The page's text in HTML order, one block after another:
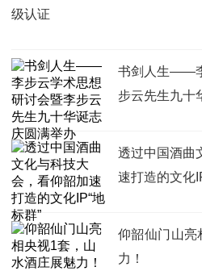
级认证
书剑人生——
步云先生九十
透过中国酒曲
速打造的文化
仰韶仙门山亮
力！